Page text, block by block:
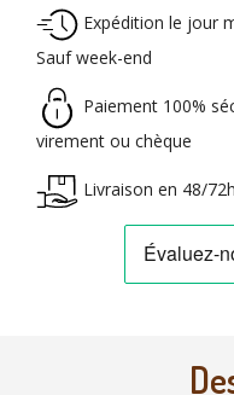
Expédition le jour
Sauf week-end
Paiement 100%
virement ou chèque
Livraison en 48/